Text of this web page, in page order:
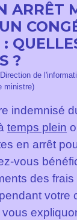
ARRÊT
?
de
ministre)
indemnisé
temps plein
en arrêt
vous
des
votre